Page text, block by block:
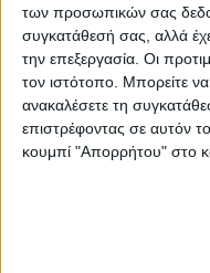
των προσωπικών σας
συγκατάθεσή σας, αλλά
την επεξεργασία. Οι
τον ιστότοπο. Μπορείτε
ανακαλέσετε τη
επιστρέφοντας σε αυτόν
κουμπί "Απορρήτου" στο